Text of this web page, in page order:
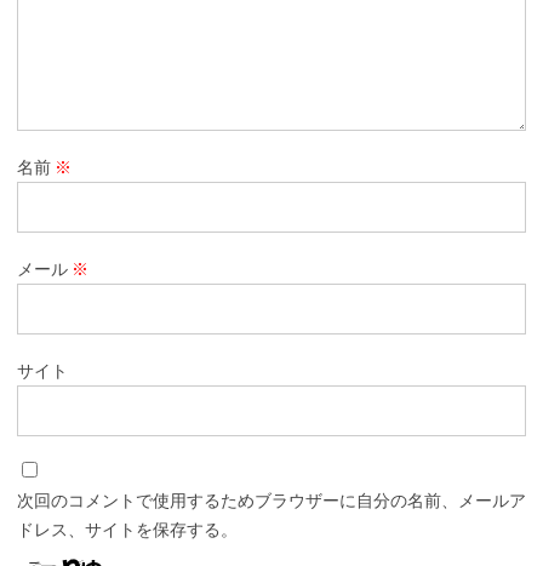
名前 ※
メール ※
サイト
次回のコメントで使用するためブラウザーに自分の名前、メールア
ドレス、サイトを保存する。